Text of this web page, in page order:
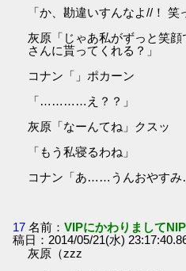
「か、勘違いすんなよ//！ 笑
灰原「じゃあ私がずっと笑
さんに貰ってくれる？」
コナン「」ポカーン
「…………え？？」
灰原「なーんてね」クスッ
「もう私寝るわね」
コナン「あ……うんおやすみ
17 名前：VIPにかわりまして
稿日：2014/05/21(水)
灰原（zzz